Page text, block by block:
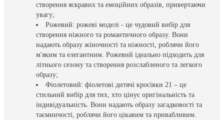
створення яскравих та емоційних образів, привертаючи
увагу;
Рожевий: рожеві моделі - це чудовий вибір для
створення ніжного та романтичного образу. Вони
надають образу жіночності та ніжності, роблячи його
м'яким та елегантним. Рожевий ідеально підходить для
літнього сезону та створення розслабленого та легкого
образу;
Фіолетовий: фіолетові дитячі кросівки 21 – це
стильний вибір для тих, хто цінує оригінальність та
індивідуальність. Вони надають образу загадковості та
таємничості, роблячи його цікавим та привабливим.